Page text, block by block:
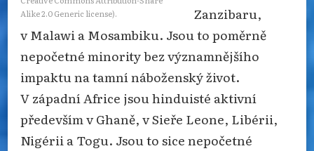
Alike 2.0 Generic license).
Zanzibaru,
v Malawi a Mosambiku. Jsou to poměrně
nepočetné minority bez významnějšího
impaktu na tamní náboženský život.
V západní Africe jsou hinduisté aktivní
především v Ghaně, v Sieře Leone, Libérii,
Nigérii a Togu. Jsou to sice nepočetné